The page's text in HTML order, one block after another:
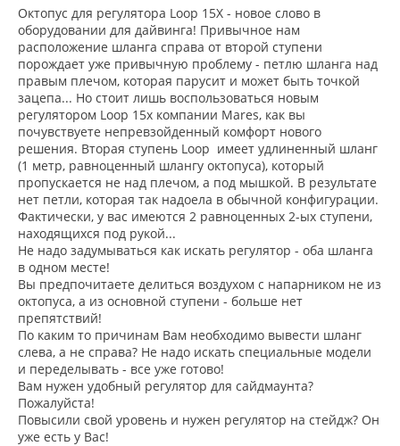
Октопус для регулятора Loop 15X - новое слово в
оборудовании для дайвинга! Привычное нам
расположение шланга справа от второй ступени
порождает уже привычную проблему - петлю шланга над
правым плечом, которая парусит и может быть точкой
зацепа... Но стоит лишь воспользоваться новым
регулятором Loop 15x компании Mares, как вы
почувствуете непревзойденный комфорт нового
решения. Вторая ступень Loop имеет удлиненный шланг
(1 метр, равноценный шлангу октопуса), который
пропускается не над плечом, а под мышкой. В результате
нет петли, которая так надоела в обычной конфигурации.
Фактически, у вас имеются 2 равноценных 2-ых ступени,
находящихся под рукой...
Не надо задумываться как искать регулятор - оба шланга
в одном месте!
Вы предпочитаете делиться воздухом с напарником не из
октопуса, а из основной ступени - больше нет
препятствий!
По каким то причинам Вам необходимо вывести шланг
слева, а не справа? Не надо искать специальные модели
и переделывать - все уже готово!
Вам нужен удобный регулятор для сайдмаунта?
Пожалуйста!
Повысили свой уровень и нужен регулятор на стейдж? Он
уже есть у Вас!